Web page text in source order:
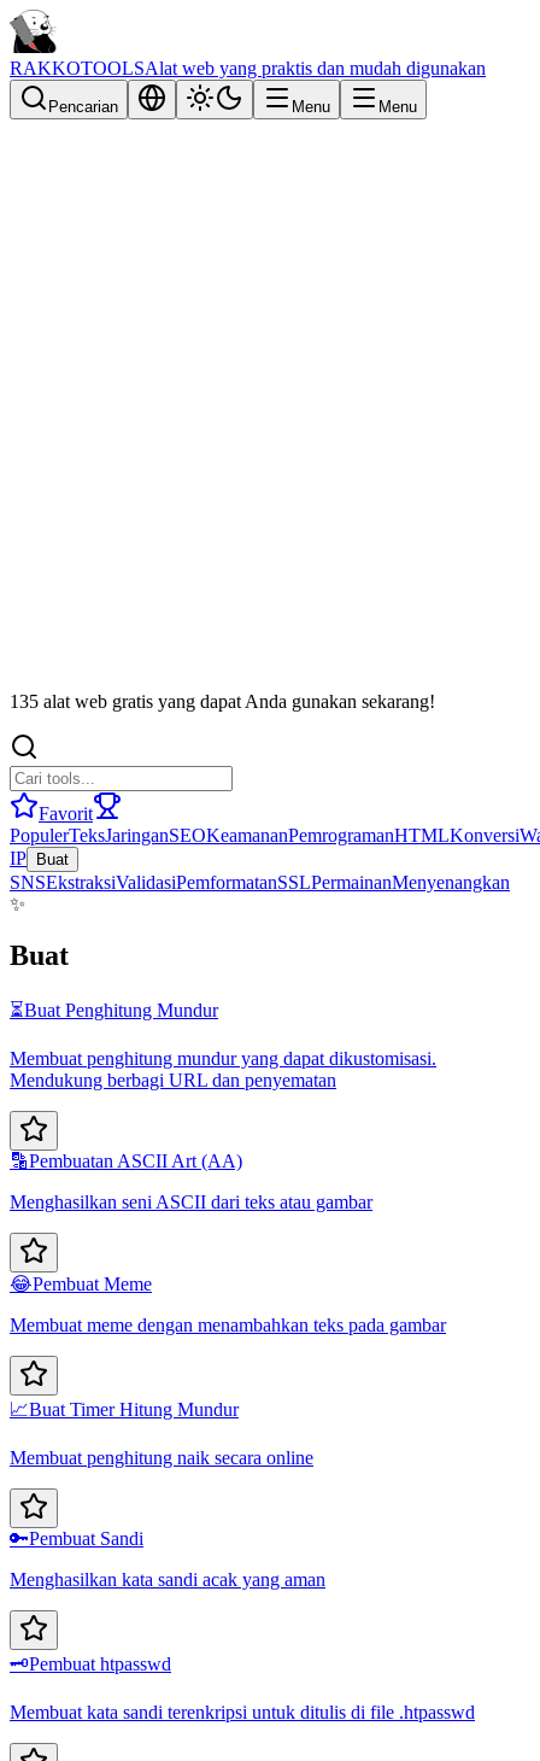
RAKKOTOOLSAlat web yang praktis dan mudah digunakan
Pencarian Menu Menu
135 alat web gratis yang dapat Anda gunakan sekarang!
Favorit
PopulerTeksJaringanSEOKeamananPemrogramanHTMLKonversi
IP
Buat
SNSEkstraksiValidasiPemformatanSSLPermainanMenyenangkan
✨
Buat
⏳Buat Penghitung Mundur
Membuat penghitung mundur yang dapat dikustomisasi.
Mendukung berbagi URL dan penyematan
🔡Pembuatan ASCII Art (AA)
Menghasilkan seni ASCII dari teks atau gambar
😂Pembuat Meme
Membuat meme dengan menambahkan teks pada gambar
📈Buat Timer Hitung Mundur
Membuat penghitung naik secara online
🔑Pembuat Sandi
Menghasilkan kata sandi acak yang aman
🗝️Pembuat htpasswd
Membuat kata sandi terenkripsi untuk ditulis di file .htpasswd